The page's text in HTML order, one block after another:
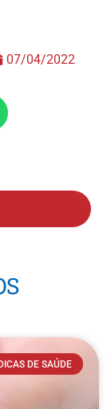
07/04/2022
DE SAÚDE